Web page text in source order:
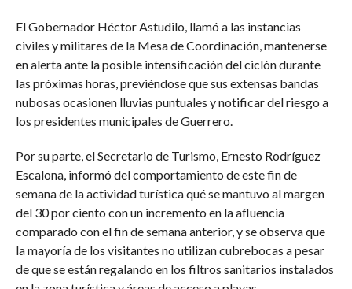
El Gobernador Héctor Astudilo, llamó a las instancias
civiles y militares de la Mesa de Coordinación, mantenerse
en alerta ante la posible intensificación del ciclón durante
las próximas horas, previéndose que sus extensas bandas
nubosas ocasionen lluvias puntuales y notificar del riesgo a
los presidentes municipales de Guerrero.
Por su parte, el Secretario de Turismo, Ernesto Rodríguez
Escalona, informó del comportamiento de este fin de
semana de la actividad turística qué se mantuvo al margen
del 30 por ciento con un incremento en la afluencia
comparado con el fin de semana anterior, y se observa que
la mayoría de los visitantes no utilizan cubrebocas a pesar
de que se están regalando en los filtros sanitarios instalados